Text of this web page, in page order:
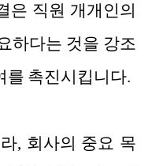
은 직원 개개인의
하다는 것을 강조
를 촉진시킵니다.
, 회사의 중요 목